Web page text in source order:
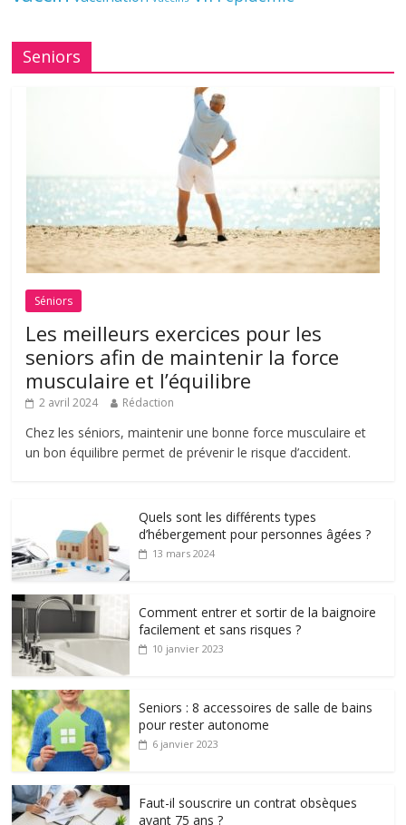
Seniors
Séniors
Les meilleurs exercices pour les
seniors afin de maintenir la force
musculaire et l’équilibre
2 avril 2024 Rédaction
Chez les séniors, maintenir une bonne force musculaire et
un bon équilibre permet de prévenir le risque d’accident.
Quels sont les différents types
d’hébergement pour personnes âgées ?
13 mars 2024
Comment entrer et sortir de la baignoire
facilement et sans risques ?
10 janvier 2023
Seniors : 8 accessoires de salle de bains
pour rester autonome
6 janvier 2023
Faut-il souscrire un contrat obsèques
avant 75 ans ?